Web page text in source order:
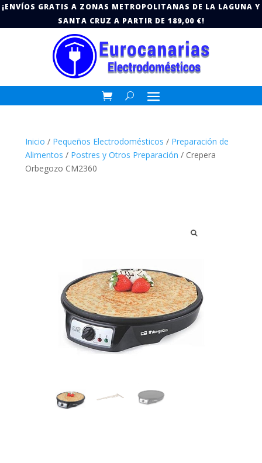
¡ENVÍOS GRATIS A ZONAS METROPOLITANAS DE LA LAGUNA Y
SANTA CRUZ A PARTIR DE 189,00 €!
Inicio / Pequeños Electrodomésticos / Preparación de
Alimentos / Postres y Otros Preparación / Crepera
Orbegozo CM2360